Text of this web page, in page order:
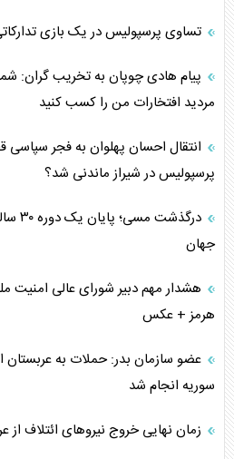
تساوی پرسپولیس در یک بازی
پیام هادی چوپان به تخریب گران:
مردید افتخارات من را کسب کنید
انتقال احسان پهلوان به فجر
پرسپولیس در شیراز ماندنی شد؟
جهان
هشدار مهم دبیر شورای عالی امنیت
هرمز + عکس
عضو سازمان بدر: حملات به عربستان
سوریه انجام شد
زمان نهایی خروج نیرو‌های ائتلاف از